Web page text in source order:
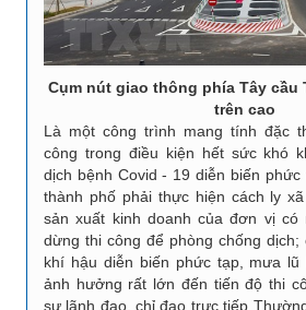
Cụm nút giao thông phía Tây cầu
trên cao
Là một công trình mang tính đặc
công trong điều kiện hết sức khó
dịch bệnh Covid - 19 diễn biến
thành phố phải thực hiện cách ly
sản xuất kinh doanh của đơn vị có
dừng thi công để phòng chống
khí hậu diễn biến phức tạp, mưa lũ
ảnh hưởng rất lớn đến tiến độ thi
sự lãnh đạo, chỉ đạo trực tiếp